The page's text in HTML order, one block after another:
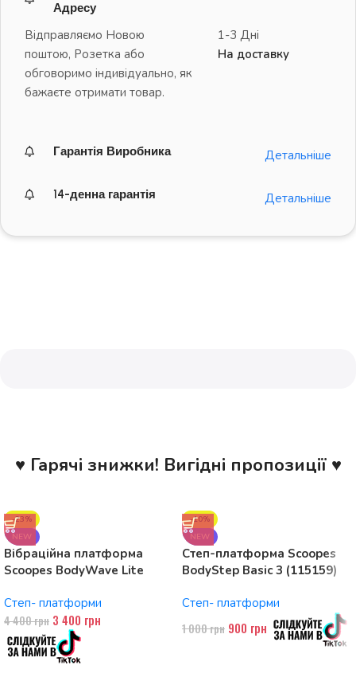
Адресу
Відправляємо Новою
поштою, Розетка або
обговоримо індивідуально, як
бажаєте отримати товар.
1-3 Дні
На доставку
Гарантія Виробника Детальніше
14-денна гарантія Детальніше
♥ Гарячі знижки! Вигідні пропозиції ♥
-23%
NEW
Вібраційна платформа
Scoopes BodyWave Lite
Степ- платформи
4 400грн 3 400 грн
-10%
NEW
Степ-платформа Scoopes
BodyStep Basic 3 (115159)
рівні
Степ- платформи
1 000грн 900 грн